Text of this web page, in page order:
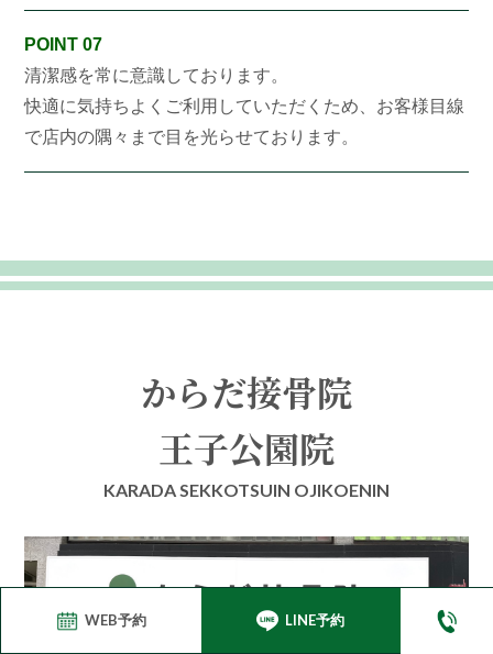
WEB予約 LINE予約
POINT 07
清潔感を常に意識しております。
快適に気持ちよくご利用していただくため、お客様目線
で店内の隅々まで目を光らせております。
からだ接骨院
王子公園院
KARADA SEKKOTSUIN OJIKOENIN